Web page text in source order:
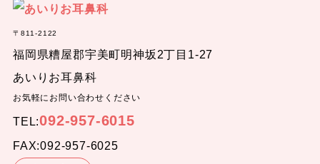
〒811-2122
福岡県糟屋郡宇美町明神坂2丁目1-27
あいりお耳鼻科
お気軽にお問い合わせください
TEL:092-957-6015
FAX:092-957-6025